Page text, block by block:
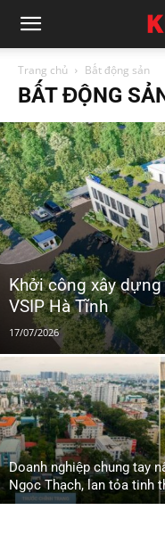
Trang chủ Bất động sản
BẤT ĐỘNG
Khởi công xây
VSIP Hà Tĩnh
17/07/2026
Doanh nghiệp chung tay
Ngọc Thạch, lan tỏa tinh